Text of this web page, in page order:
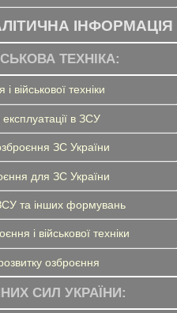
ІНФОРМАЦІЯ
ТЕХНІКА:
військової техніки
в ЗСУ
ЗС України
для ЗС України
та інших формувань
і військової техніки
озброєння
СИЛ УКРАЇНИ: